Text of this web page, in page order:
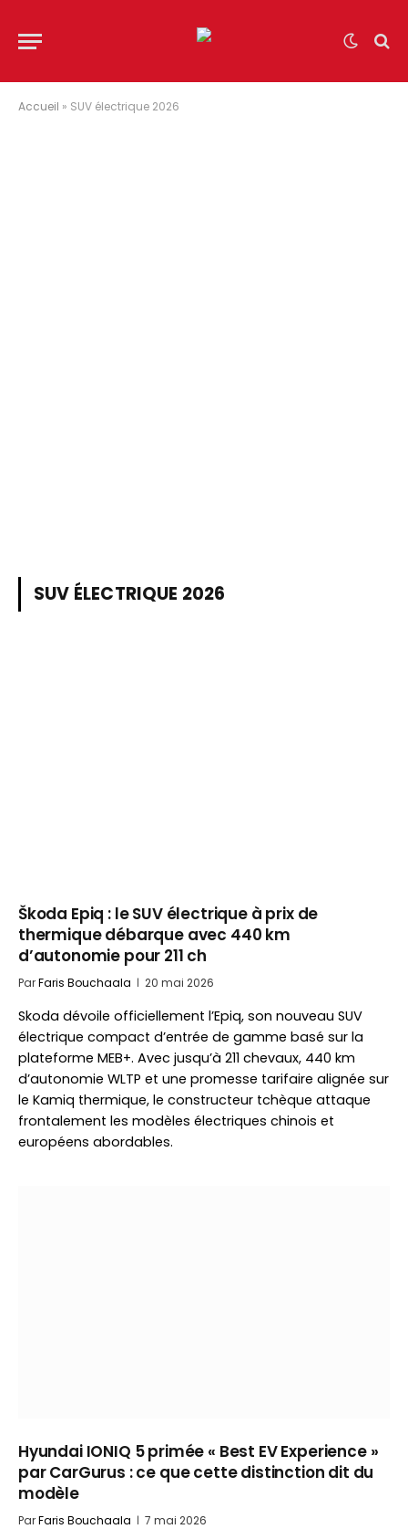
Accueil » SUV électrique 2026
SUV ÉLECTRIQUE 2026
Škoda Epiq : le SUV électrique à prix de
thermique débarque avec 440 km
d’autonomie pour 211 ch
ParFaris Bouchaala 20 mai 2026
Skoda dévoile officiellement l’Epiq, son nouveau SUV
électrique compact d’entrée de gamme basé sur la
plateforme MEB+. Avec jusqu’à 211 chevaux, 440 km
d’autonomie WLTP et une promesse tarifaire alignée sur
le Kamiq thermique, le constructeur tchèque attaque
frontalement les modèles électriques chinois et
européens abordables.
Hyundai IONIQ 5 primée « Best EV Experience »
par CarGurus : ce que cette distinction dit du
modèle
ParFaris Bouchaala 7 mai 2026